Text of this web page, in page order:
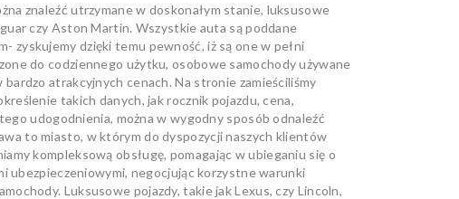
znaleźć utrzymane w doskonałym stanie, luksusowe
czy Aston Martin. Wszystkie auta są poddane
zyskujemy dzięki temu pewność, iż są one w pełni
do codziennego użytku, osobowe samochody używane
atrakcyjnych cenach. Na stronie zamieściliśmy
takich danych, jak rocznik pojazdu, cena,
udogodnienia, można w wygodny sposób odnaleźć
to miasto, w którym do dyspozycji naszych klientów
kompleksową obsługę, pomagając w ubieganiu się o
ubezpieczeniowymi, negocjując korzystne warunki
Luksusowe pojazdy, takie jak Lexus, czy Lincoln,